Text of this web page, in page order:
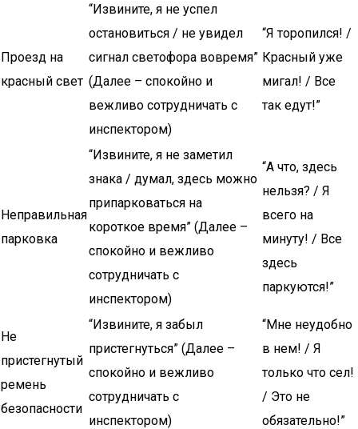
Проезд на
красный свет
“Извините, я не успел
остановиться / не увидел
сигнал светофора вовремя”
(Далее – спокойно и
вежливо сотрудничать с
инспектором)
“Я торопился! /
Красный уже
мигал! / Все
так едут!”
Неправильная
парковка
“Извините, я не заметил
знака / думал, здесь можно
припарковаться на
короткое время” (Далее –
спокойно и вежливо
сотрудничать с
инспектором)
“А что, здесь
нельзя? / Я
всего на
минуту! / Все
здесь
паркуются!”
Не
пристегнутый
ремень
безопасности
“Извините, я забыл
пристегнуться” (Далее –
спокойно и вежливо
сотрудничать с
инспектором)
“Мне неудобно
в нем! / Я
только что сел!
/ Это не
обязательно!”